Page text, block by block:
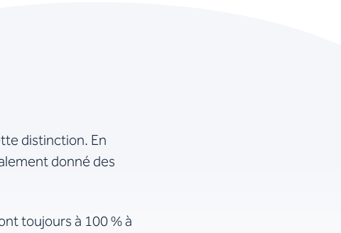
distinction. En
donné des
toujours à 100 % à